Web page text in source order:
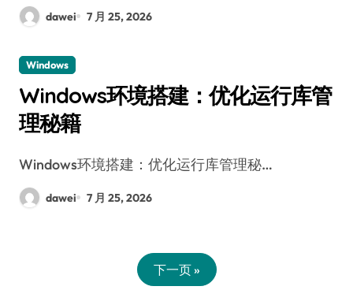
dawei 7 月 25, 2026
Windows
Windows环境搭建：优化运行库管
理秘籍
Windows环境搭建：优化运行库管理秘…
dawei 7 月 25, 2026
下一页 »